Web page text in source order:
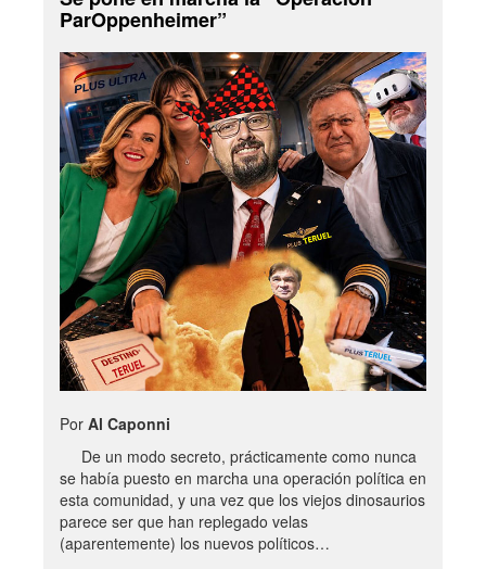
ParOppenheimer”
Por Al Caponni
De un modo secreto, prácticamente como nunca
se había puesto en marcha una operación política en
esta comunidad, y una vez que los viejos dinosaurios
parece ser que han replegado velas
(aparentemente) los nuevos políticos…